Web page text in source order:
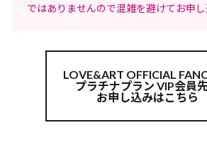
ではありませんので混雑を避けてお申し
LOVE&ART OFFICIAL
プラチナプラン VIP会員
お申し込みはこちら